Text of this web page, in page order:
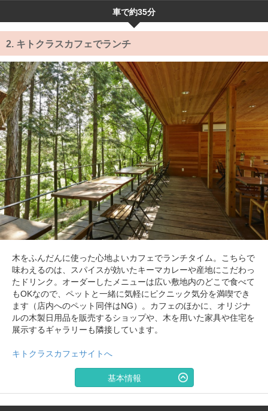
車で約35分
2. キトクラスカフェでランチ
木をふんだんに使った心地よいカフェでランチタイム。こちらで
味わえるのは、スパイスが効いたキーマカレーや産地にこだわっ
たドリンク。オーダーしたメニューは広い敷地内のどこで食べて
もOKなので、ペットと一緒に気軽にピクニック気分を満喫でき
ます（店内へのペット同伴はNG）。カフェのほかに、オリジナ
ルの木製日用品を販売するショップや、木を用いた家具や住宅を
展示するギャラリーも隣接しています。
キトクラスカフェサイトへ
基本情報